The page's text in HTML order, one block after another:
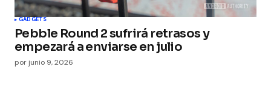
GADGETS
Pebble Round 2 sufrirá retrasos y
empezará a enviarse en julio
por junio 9, 2026